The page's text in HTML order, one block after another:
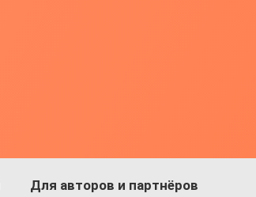
Для авторов и партнёров